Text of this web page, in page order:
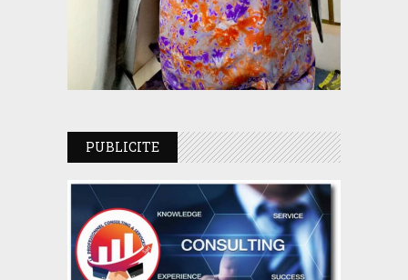
PUBLICITE